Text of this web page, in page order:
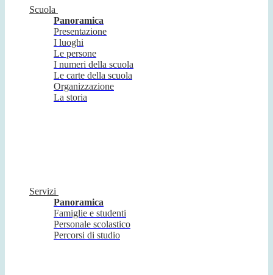
Scuola
Panoramica
Presentazione
I luoghi
Le persone
I numeri della scuola
Le carte della scuola
Organizzazione
La storia
Servizi
Panoramica
Famiglie e studenti
Personale scolastico
Percorsi di studio